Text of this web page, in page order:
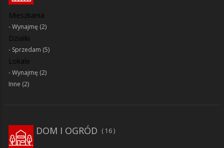
Mieszkania
Wynajmę (2)
Działki
Sprzedam (5)
Lokale
Wynajmę (2)
Inne (2)
DOM I OGRÓD 16